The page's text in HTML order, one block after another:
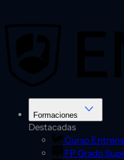
Formaciones
Destacadas
Curso
FP Grado